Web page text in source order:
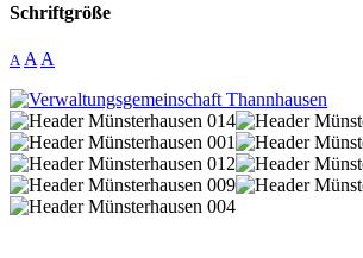
Schriftgröße
A A A